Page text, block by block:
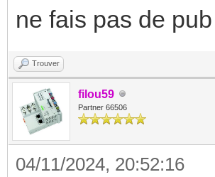
ne fais pas de
Trouver
filou59
Partner 66506
04/11/2024, 20:52:16